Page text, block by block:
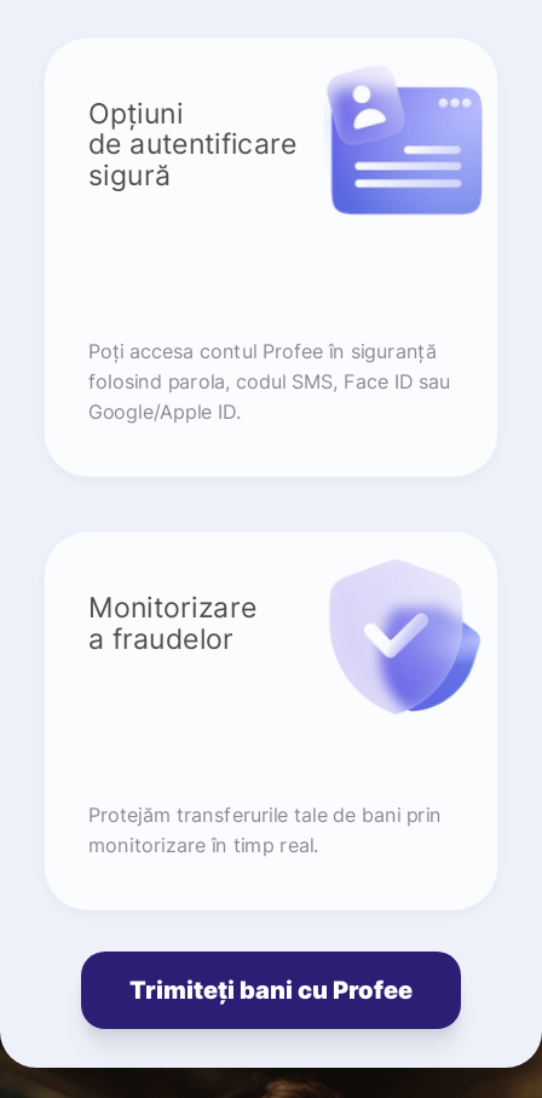
Opțiuni
de autentificare
sigură
Poți accesa contul Profee în siguranță
folosind parola, codul SMS, Face ID sau
Google/Apple ID.
Monitorizare
a fraudelor
Protejăm transferurile tale de bani prin
monitorizare în timp real.
Trimiteți bani cu Profee